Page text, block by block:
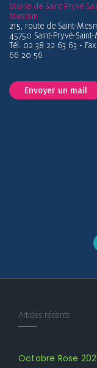
Mairie de Saint Pryvé
Mesmin
215, route de Saint-
45750 Saint-Pryvé-
Tél. 02 38 22 63 63 -
66 20 56
Envoyer un mail
Articles récents
Octobre Rose